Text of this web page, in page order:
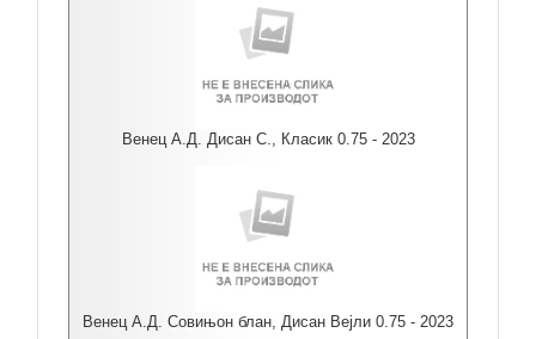
Венец А.Д. Дисан С., Класик 0.75 - 2023
Венец А.Д. Совињон блан, Дисан Вејли 0.75 - 2023